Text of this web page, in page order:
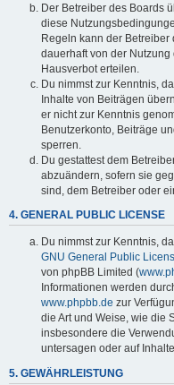
Der Betreiber des Boards
diese
Regeln kann der
dauerhaft von der
Hausverbot erteilen.
Du nimmst zur Kenntnis,
Inhalte von Beiträgen
er nicht zur Kenntnis
Benutzerkonto, Beiträge
sperren.
Du gestattest dem
abzuändern, sofern sie
sind, dem Betreiber oder
4. GENERAL PUBLIC LICENSE
Du nimmst zur Kenntnis,
GNU General Public
von phpBB Limited (
Informationen werden
www.phpbb.de zur
die Art und Weise, wie die
insbesondere die
untersagen oder auf
5. GEWÄHRLEISTUNG